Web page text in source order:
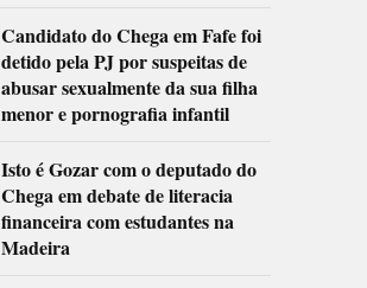
Candidato do Chega em Fafe foi
detido pela PJ por suspeitas de
abusar sexualmente da sua filha
menor e pornografia infantil
Isto é Gozar com o deputado do
Chega em debate de literacia
financeira com estudantes na
Madeira